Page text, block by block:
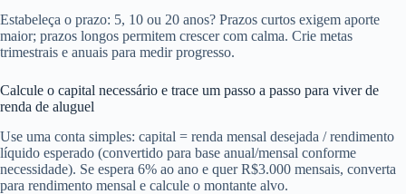
Estabeleça o prazo: 5, 10 ou 20 anos? Prazos curtos exigem aporte
maior; prazos longos permitem crescer com calma. Crie metas
trimestrais e anuais para medir progresso.
Calcule o capital necessário e trace um passo a passo para viver de
renda de aluguel
Use uma conta simples: capital = renda mensal desejada / rendimento
líquido esperado (convertido para base anual/mensal conforme
necessidade). Se espera 6% ao ano e quer R$3.000 mensais, converta
para rendimento mensal e calcule o montante alvo.